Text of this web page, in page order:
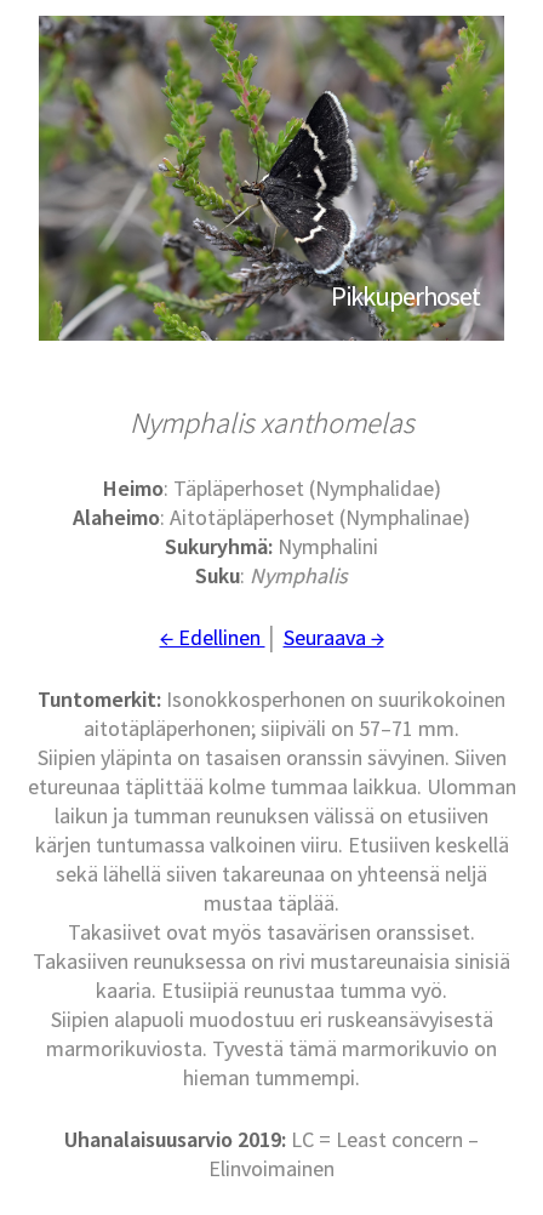
Pikkuperhoset
Nymphalis xanthomelas
Heimo: Täpläperhoset (Nymphalidae)
Alaheimo: Aitotäpläperhoset (Nymphalinae)
Sukuryhmä: Nymphalini
Suku: Nymphalis
← Edellinen Seuraava →
Tuntomerkit: Isonokkosperhonen on suurikokoinen
aitotäpläperhonen; siipiväli on 57–71 mm.
Siipien yläpinta on tasaisen oranssin sävyinen. Siiven
etureunaa täplittää kolme tummaa laikkua. Ulomman
laikun ja tumman reunuksen välissä on etusiiven
kärjen tuntumassa valkoinen viiru. Etusiiven keskellä
sekä lähellä siiven takareunaa on yhteensä neljä
mustaa täplää.
Takasiivet ovat myös tasavärisen oranssiset.
Takasiiven reunuksessa on rivi mustareunaisia sinisiä
kaaria. Etusiipiä reunustaa tumma vyö.
Siipien alapuoli muodostuu eri ruskeansävyisestä
marmorikuviosta. Tyvestä tämä marmorikuvio on
hieman tummempi.
Uhanalaisuusarvio 2019: LC = Least concern –
Elinvoimainen